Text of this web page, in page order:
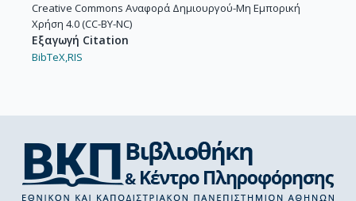
Creative Commons Αναφορά Δημιουργού-Μη Εμπορική
Χρήση 4.0 (CC-BY-NC)
Εξαγωγή Citation
BibTeX,RIS